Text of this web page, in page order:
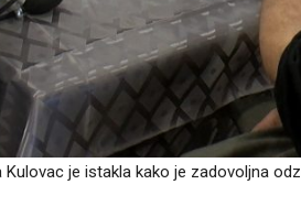
je istakla kako je zadovoljna